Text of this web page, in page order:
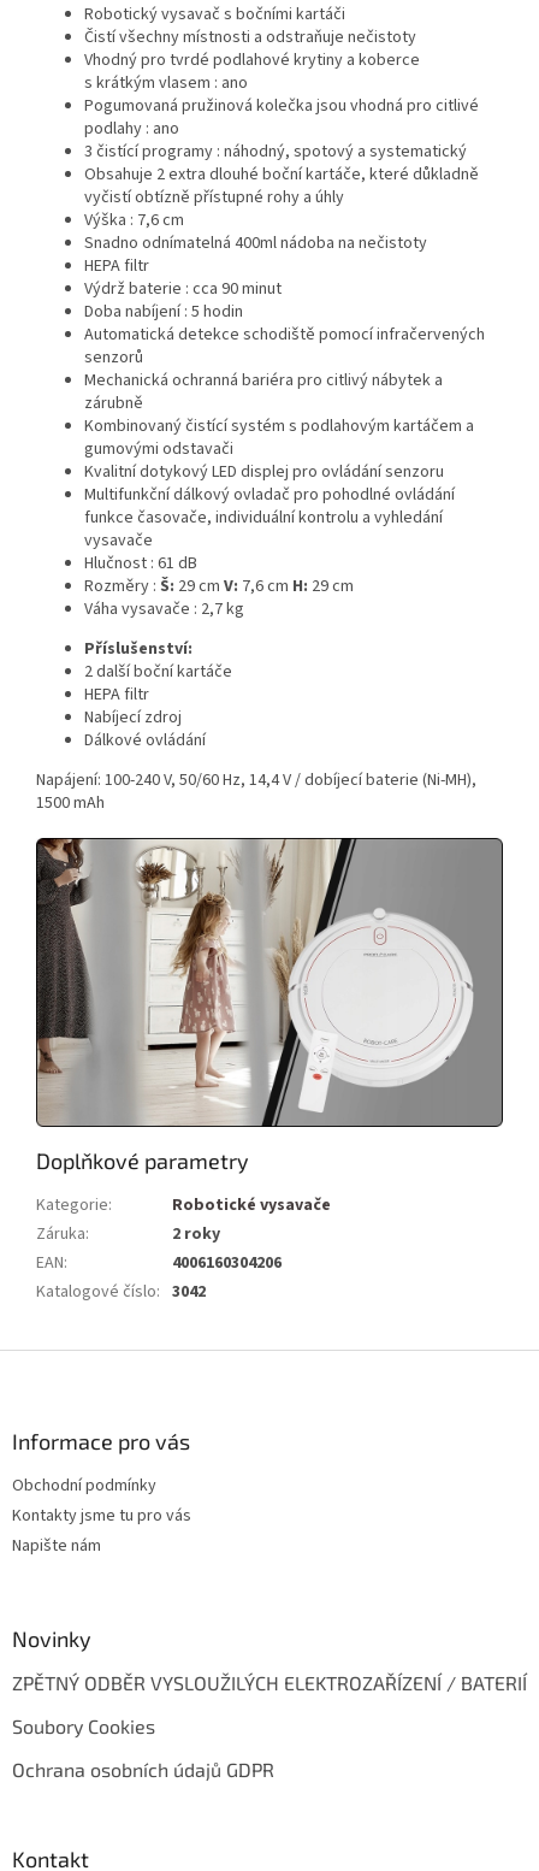
Robotický vysavač s bočními kartáči
Čistí všechny místnosti a odstraňuje nečistoty
Vhodný pro tvrdé podlahové krytiny a koberce
s krátkým vlasem : ano
Pogumovaná pružinová kolečka jsou vhodná pro citlivé
podlahy : ano
3 čistící programy : náhodný, spotový a systematický
Obsahuje 2 extra dlouhé boční kartáče, které důkladně
vyčistí obtízně přístupné rohy a úhly
Výška : 7,6 cm
Snadno odnímatelná 400ml nádoba na nečistoty
HEPA filtr
Výdrž baterie : cca 90 minut
Doba nabíjení : 5 hodin
Automatická detekce schodiště pomocíinfračervených
senzorů
Mechanická ochranná bariéra pro citlivý nábytek a
zárubně
Kombinovaný čistící systém s podlahovým kartáčem a
gumovými odstavači
Kvalitní dotykový LED displej pro ovládání senzoru
Multifunkčnídálkový ovladač pro pohodlné ovládání
funkce časovače, individuální kontrolu a vyhledání
vysavače
Hlučnost : 61 dB
Rozměry : Š: 29cm V: 7,6 cm H: 29cm
Váha vysavače : 2,7 kg
Příslušenství:
2 další boční kartáče
HEPA filtr
Nabíjecí zdroj
Dálkové ovládání
Napájení: 100-240 V, 50/60 Hz, 14,4 V / dobíjecí baterie (Ni-MH),
1500 mAh
Doplňkové parametry
Kategorie:
Robotické vysavače
Záruka:
2 roky
EAN:
4006160304206
Katalogové číslo: 3042
Informace pro vás
Obchodní podmínky
Kontakty jsme tu pro vás
Napište nám
Novinky
ZPĚTNÝ ODBĚR VYSLOUŽILÝCH ELEKTROZAŘÍZENÍ / BATERIÍ
Soubory Cookies
Ochrana osobních údajů GDPR
Kontakt